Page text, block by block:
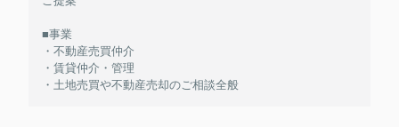
■事業
・不動産売買仲介
・賃貸仲介・管理
・土地売買や不動産売却のご相談全般